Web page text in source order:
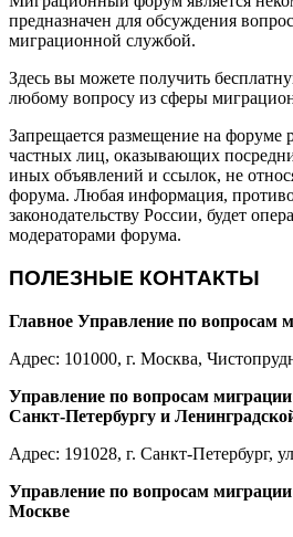
предназначен для обсуждения
миграционной службой.
Здесь вы можете получить
любому вопросу из сферы
Запрещается размещение на форуме
частных лиц, оказывающих
иных объявлений и ссылок, не
форума. Любая информация,
законодательству России, будет
модераторами форума.
ПОЛЕЗНЫЕ КОНТАКТЫ
Главное Управление по вопросам
Адрес: 101000, г. Москва,
Управление по вопросам
Санкт-Петербургу и
Адрес: 191028, г. Санкт-Петербург,
Управление по вопросам
Москве